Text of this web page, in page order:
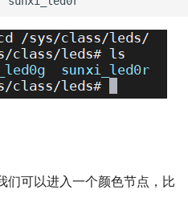
们可以进入一个颜色节点，比